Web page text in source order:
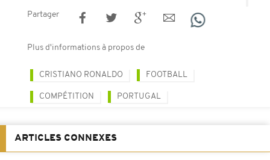
Partager
Plus d'informations à propos de
CRISTIANO RONALDO FOOTBALL
COMPÉTITION PORTUGAL
ARTICLES CONNEXES